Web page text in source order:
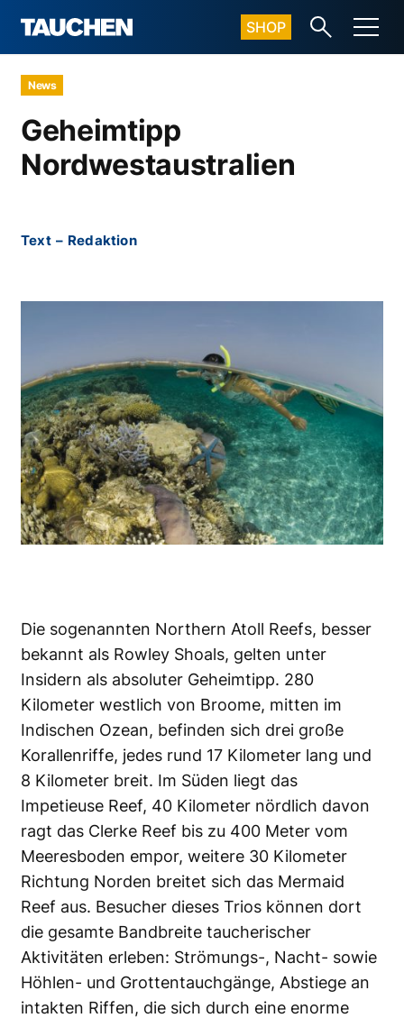
SHOP
News
Geheimtipp
Nordwestaustralien
Text – Redaktion
Die sogenannten Northern Atoll Reefs, besser
bekannt als Rowley Shoals, gelten unter
Insidern als absoluter Geheimtipp. 280
Kilometer westlich von Broome, mitten im
Indischen Ozean, befinden sich drei große
Korallenriffe, jedes rund 17 Kilometer lang und
8 Kilometer breit. Im Süden liegt das
Impetieuse Reef, 40 Kilometer nördlich davon
ragt das Clerke Reef bis zu 400 Meter vom
Meeresboden empor, weitere 30 Kilometer
Richtung Norden breitet sich das Mermaid
Reef aus. Besucher dieses Trios können dort
die gesamte Bandbreite taucherischer
Aktivitäten erleben: Strömungs-, Nacht- sowie
Höhlen- und Grottentauchgänge, Abstiege an
intakten Riffen, die sich durch eine enorme